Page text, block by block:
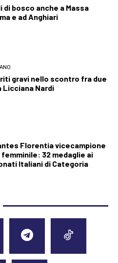
di bosco anche a Massa
e ad Anghiari
gravi nello scontro fra due
Licciana Nardi
Florentia vicecampione
femminile: 32 medaglie ai
Italiani di Categoria